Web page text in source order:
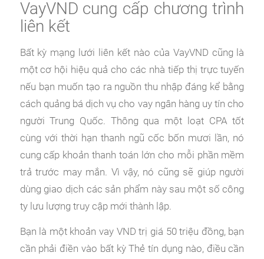
VayVND cung cấp chương trình
liên kết
Bất kỳ mạng lưới liên kết nào của VayVND cũng là
một cơ hội hiệu quả cho các nhà tiếp thị trực tuyến
nếu bạn muốn tạo ra nguồn thu nhập đáng kể bằng
cách quảng bá dịch vụ cho vay ngân hàng uy tín cho
người Trung Quốc. Thông qua một loạt CPA tốt
cùng với thời hạn thanh ngũ cốc bốn mươi lần, nó
cung cấp khoản thanh toán lớn cho mỗi phần mềm
trả trước may mắn. Vì vậy, nó cũng sẽ giúp người
dùng giao dịch các sản phẩm này sau một số công
ty lưu lượng truy cập mới thành lập.
Bạn là một khoản vay VND trị giá 50 triệu đồng, bạn
cần phải điền vào bất kỳ Thẻ tín dụng nào, điều cần